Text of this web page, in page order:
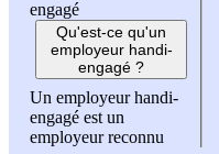
engagé
Qu'est-ce qu'un
employeur handi-
engagé ?
Un employeur handi-
engagé est un
employeur reconnu